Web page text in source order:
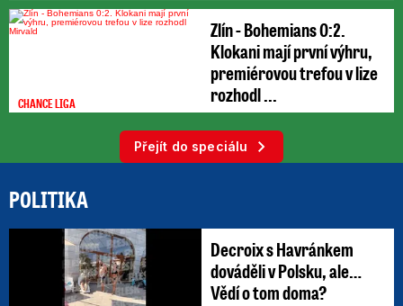
CHANCE LIGA
Zlín - Bohemians 0:2.
Klokani mají první výhru,
premiérovou trefou v lize
rozhodl ...
Přejít do speciálu
POLITIKA
Decroix s Havránkem
dováděli v Polsku, ale…
Vědí o tom doma?